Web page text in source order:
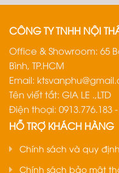
CÔNG TY TNHH NỘI
Office & Showroom: 65
Bình, TP.HCM
Email:
Tên viết tắt: GIA LE .,LTD
Điện thoại: 0913.776.183 -
HỖ TRỢ KHÁCH HÀNG
Chính sách và quy định
Chính sách bảo mật